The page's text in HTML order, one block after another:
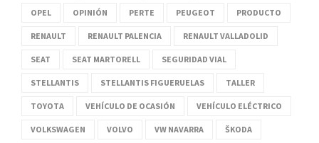
OPEL OPINIÓN PERTE PEUGEOT PRODUCTO
RENAULT RENAULT PALENCIA RENAULT VALLADOLID
SEAT SEAT MARTORELL SEGURIDAD VIAL
STELLANTIS STELLANTIS FIGUERUELAS TALLER
TOYOTA VEHÍCULO DE OCASIÓN VEHÍCULO ELÉCTRICO
VOLKSWAGEN VOLVO VW NAVARRA ŠKODA